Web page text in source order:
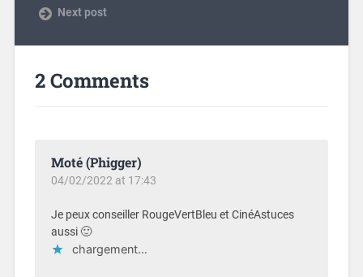
Next post
2 Comments
Moté (Phigger)
04/02/2022 at 17:43
Je peux conseiller RougeVertBleu et CinéAstuces
aussi 🙂
chargement…